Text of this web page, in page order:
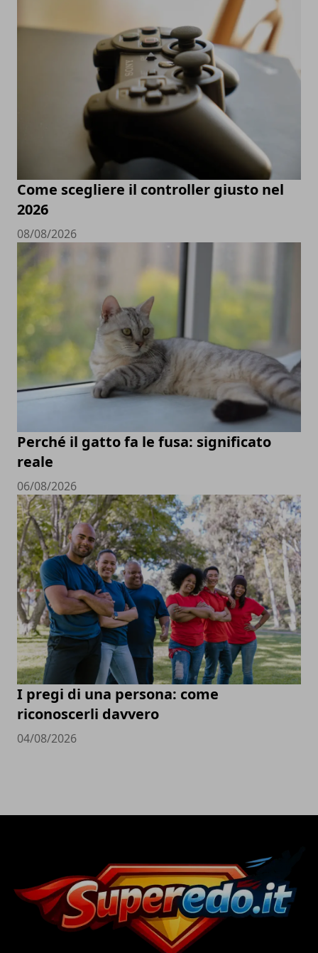
Come scegliere il controller giusto nel
2026
08/08/2026
Perché il gatto fa le fusa: significato
reale
06/08/2026
I pregi di una persona: come
riconoscerli davvero
04/08/2026